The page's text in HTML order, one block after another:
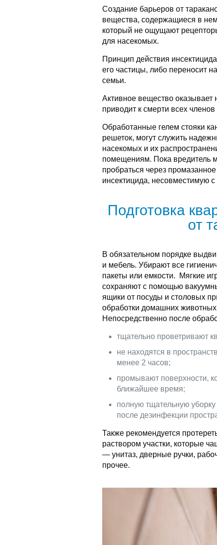
Создание барьеров от
вещества, содержащиеся в
который не ощущают
для насекомых.
Принцип действия
его частицы, либо переносит
семьи.
Активное вещество
приводит к смерти всех членов
Обработанные гелем стояки
решеток, могут служить
насекомых и их
помещениям. Пока вредитель
пробраться через
инсектицида, несовместимую
Подготовка
от
В обязательном порядке
и мебель. Убирают все
пакеты или емкости. Мягкие
сохраняют с помощью
ящики от посуды и столовых
обработки домашних
Непосредственно после
тщательно проветривают
не находятся в
менее 2 часов;
промывают поверхности,
ближайшее время;
полную тщательную
после дезинфекции
Также рекомендуется
раствором участки, которые
— унитаз, дверные ручки,
прочее.